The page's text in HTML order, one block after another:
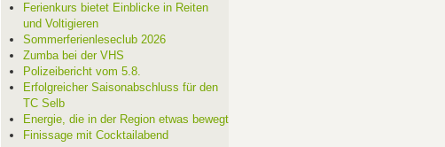
Ferienkurs bietet Einblicke in Reiten
und Voltigieren
Sommerferienleseclub 2026
Zumba bei der VHS
Polizeibericht vom 5.8.
Erfolgreicher Saisonabschluss für den
TC Selb
Energie, die in der Region etwas bewegt
Finissage mit Cocktailabend